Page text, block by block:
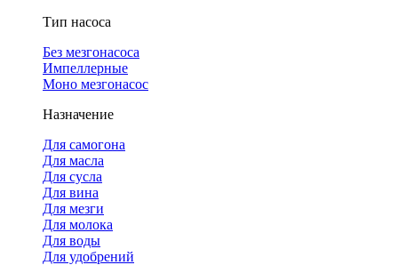
Тип насоса
Без мезгонасоса
Импеллерные
Моно мезгонасос
Назначение
Для самогона
Для масла
Для сусла
Для вина
Для мезги
Для молока
Для воды
Для удобрений